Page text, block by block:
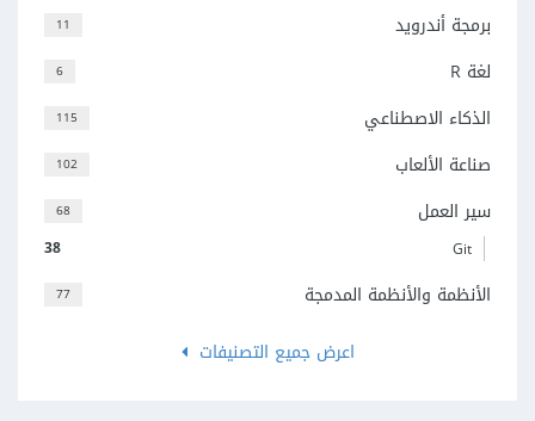
11 برمجة أندرويد
6 لغة R
115 الذكاء الاصطناعي
102 صناعة الألعاب
68 سير العمل
38 Git
77
الأنظمة والأنظمة المدمجة
اعرض جميع التصنيفات